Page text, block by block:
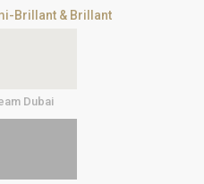
Brillant & Brillant
Dubai